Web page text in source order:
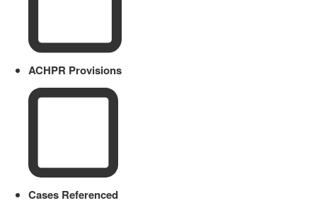
ACHPR Provisions
Cases Referenced